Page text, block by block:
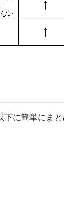
に簡単にまと